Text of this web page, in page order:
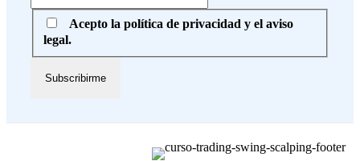
Acepto la política de privacidad y el aviso
legal.